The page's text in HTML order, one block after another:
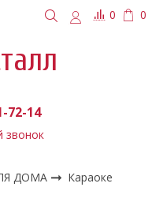
0 0
72-14
звонок
ДОМА Караоке